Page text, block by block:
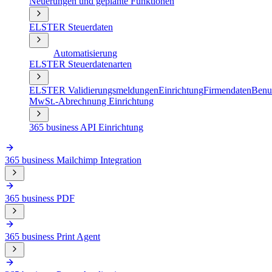
ELSTER Steuerdaten
Automatisierung
ELSTER Steuerdatenarten
ELSTER ValidierungsmeldungenEinrichtungFirmendaten
MwSt.-Abrechnung Einrichtung
365 business API Einrichtung
365 business Mailchimp Integration
365 business PDF
365 business Print Agent